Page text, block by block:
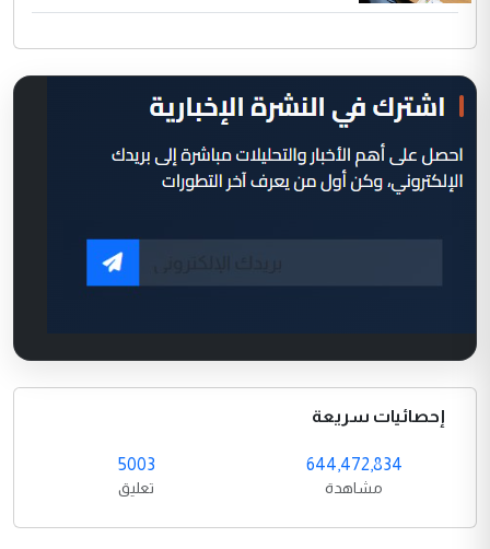
إحصائيات سريعة
644,472,834
مشاهدة
5003
تعليق